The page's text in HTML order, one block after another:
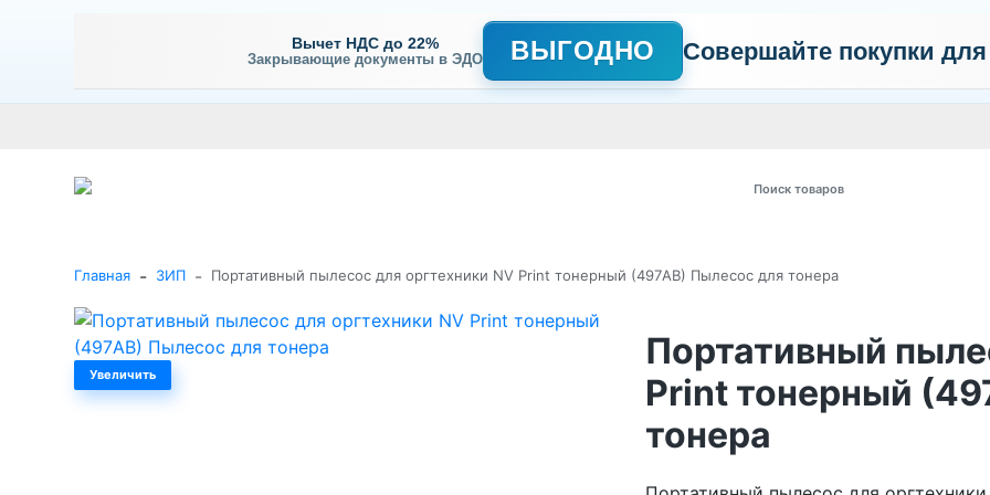
Вычет НДС до 22%
Закрывающие документы в ЭДО ВЫГОДНО Совершайте покупки
Главная - ЗИП - Портативный пылесос для оргтехники NV Print тонерный (497AB) Пылесос для тонера
Увеличить
Портативный
Print тонерный
тонера